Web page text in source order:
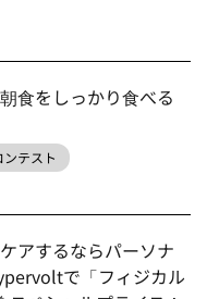
食をしっかり食べる
テスト
アするならパーソナ
で「フィジカル